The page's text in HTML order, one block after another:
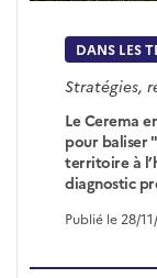
DANS LES
Stratégies,
Le Cerema
pour baliser
territoire à
diagnostic
Publié le 28/